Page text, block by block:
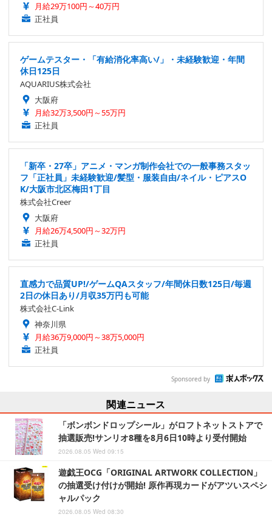
月給29万100円～40万円
正社員
ゲームテスター・「有給消化率高い/」・未経験歓迎・年間
休日125日
AQUARIUS株式会社
大阪府
月給32万3,500円～55万円
正社員
「新卒・27卒」アニメ・マンガ制作会社での一般事務スタッ
フ「正社員」未経験歓迎/髪型・服装自由/ネイル・ピアスO
K/大阪市北区梅田1丁目
株式会社Creer
大阪府
月給26万4,500円～32万円
正社員
直感力で品質UP!/ゲームQAスタッフ/年間休日数125日/毎週
2日の休日あり/月収35万円も可能
株式会社C-Link
神奈川県
月給36万9,000円～38万5,000円
正社員
Sponsored by
関連ニュース
「ボンボンドロップシール」がロフトネットストアで
抽選販売!サンリオ8種を8月6日10時より受付開始
2026.08.05 Wed 09:15
遊戯王OCG「ORIGINAL ARTWORK COLLECTION」
の抽選受け付けが開始! 原作再現カードがアツいスペシ
ャルパック
2026.08.05 Wed 08:30